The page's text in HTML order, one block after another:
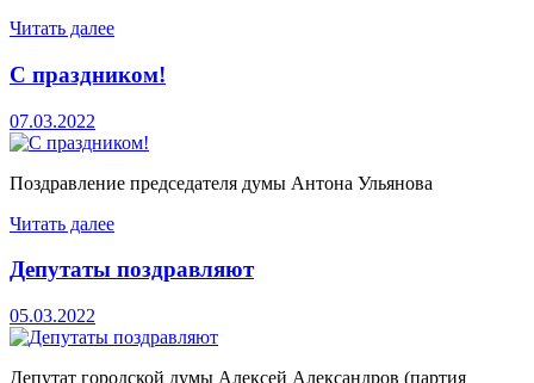
Читать далее
С праздником!
07.03.2022
Поздравление председателя думы Антона Ульянова
Читать далее
Депутаты поздравляют
05.03.2022
Депутат городской думы Алексей Александров (партия